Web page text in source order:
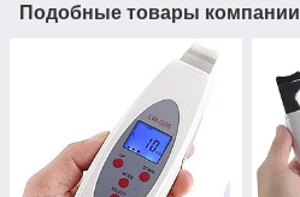
Подобные товары компании